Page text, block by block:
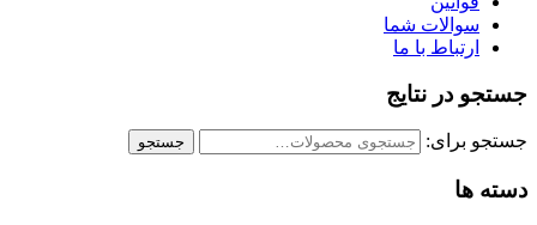
سوالات شما
ارتباط با ما
جستجو در نتایج
جستجو برای: جستجو
دسته ها